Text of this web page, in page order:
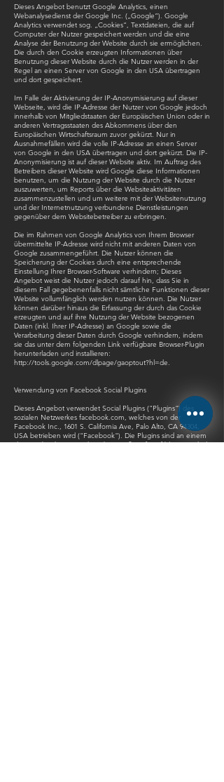
Dieses Angebot benutzt Google Analytics, einen
Webanalysedienst der Google Inc. („Google“). Google
Analytics verwendet sog. „Cookies“, Textdateien, die auf
Computer der Nutzer gespeichert werden und die eine
Analyse der Benutzung der Website durch sie ermöglichen.
Die durch den Cookie erzeugten Informationen über
Benutzung dieser Website durch die Nutzer werden in der
Regel an einen Server von Google in den USA übertragen
und dort gespeichert.
Im Falle der Aktivierung der IP-Anonymisierung auf dieser
Webseite, wird die IP-Adresse der Nutzer von Google jedoch
innerhalb von Mitgliedstaaten der Europäischen Union oder in
anderen Vertragsstaaten des Abkommens über den
Europäischen Wirtschaftsraum zuvor gekürzt. Nur in
Ausnahmefällen wird die volle IP-Adresse an einen Server
von Google in den USA übertragen und dort gekürzt. Die IP-
Anonymisierung ist auf dieser Website aktiv. Im Auftrag des
Betreibers dieser Website wird Google diese Informationen
benutzen, um die Nutzung der Website durch die Nutzer
auszuwerten, um Reports über die Websiteaktivitäten
zusammenzustellen und um weitere mit der Websitenutzung
und der Internetnutzung verbundene Dienstleistungen
gegenüber dem Websitebetreiber zu erbringen.
Die im Rahmen von Google Analytics von Ihrem Browser
übermittelte IP-Adresse wird nicht mit anderen Daten von
Google zusammengeführt. Die Nutzer können die
Speicherung der Cookies durch eine entsprechende
Einstellung Ihrer Browser-Software verhindern; Dieses
Angebot weist die Nutzer jedoch darauf hin, dass Sie in
diesem Fall gegebenenfalls nicht sämtliche Funktionen dieser
Website vollumfänglich werden nutzen können. Die Nutzer
können darüber hinaus die Erfassung der durch das Cookie
erzeugten und auf ihre Nutzung der Website bezogenen
Daten (inkl. Ihrer IP-Adresse) an Google sowie die
Verarbeitung dieser Daten durch Google verhindern, indem
sie das unter dem folgenden Link verfügbare Browser-Plugin
herunterladen und installieren:
http://tools.google.com/dlpage/gaoptout?hl=de.
Verwendung von Facebook Social Plugins
Dieses Angebot verwendet Social Plugins ("Plugins") des
sozialen Netzwerkes facebook.com, welches von der
Facebook Inc., 1601 S. California Ave, Palo Alto, CA 94304,
USA betrieben wird ("Facebook"). Die Plugins sind an einem
der Facebook Logos erkennbar (weißes „f“ auf blauer Kachel